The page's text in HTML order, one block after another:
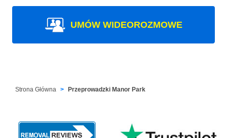
UMÓW WIDEOROZMOWE
Strona Główna Przeprowadzki Manor Park